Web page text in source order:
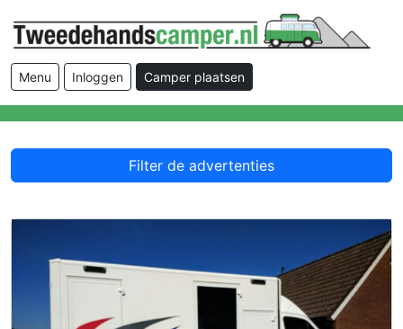
Menu Inloggen Camper plaatsen
Filter de advertenties